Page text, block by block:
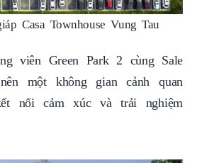
Casa Townhouse Vung Tau
viên Green Park 2 cùng Sale
một không gian cảnh quan
nối cảm xúc và trải nghiệm